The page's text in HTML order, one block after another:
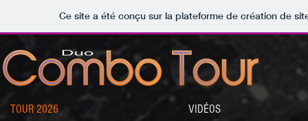
Ce site a été conçu sur la plateforme de création de
TOUR 2026 VIDÉOS